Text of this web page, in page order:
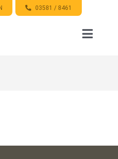
03581 / 8461
Toggle